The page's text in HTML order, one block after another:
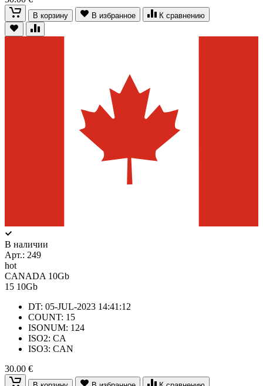
В корзину В избранное К сравнению
В наличии
Арт.: 249
hot
CANADA 10Gb
15 10Gb
DT: 05-JUL-2023 14:41:12
COUNT: 15
ISONUM: 124
ISO2: CA
ISO3: CAN
30.00 €